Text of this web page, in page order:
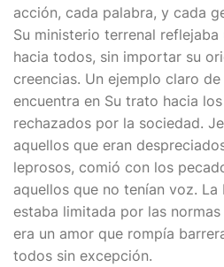
acción, cada palabra, y cada
Su ministerio terrenal
hacia todos, sin importar su
creencias. Un ejemplo claro
encuentra en Su trato hacia
rechazados por la sociedad.
aquellos que eran
leprosos, comió con los
aquellos que no tenían voz.
estaba limitada por las
era un amor que rompía
todos sin excepción.